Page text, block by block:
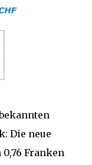
Die neue
Franken